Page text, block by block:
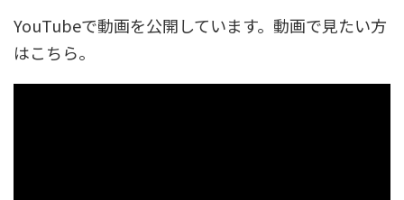
YouTubeで動画を公開しています。動画で見たい方
はこちら。